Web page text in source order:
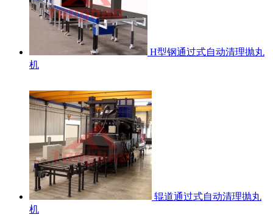
H型钢通过式自动清理抛丸
机
辊道通过式自动清理抛丸
机